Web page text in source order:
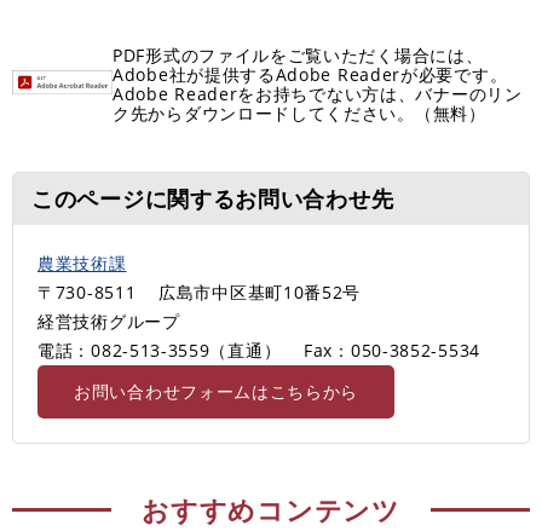
PDF形式のファイルをご覧いただく場合には、
Adobe社が提供するAdobe Readerが必要です。
Adobe Readerをお持ちでない方は、バナーのリン
ク先からダウンロードしてください。（無料）
このページに関するお問い合わせ先
農業技術課
〒730-8511
広島市中区基町10番52号
経営技術グループ
電話：082-513-3559（直通）
Fax：050-3852-5534
お問い合わせフォームはこちらから
おすすめコンテンツ